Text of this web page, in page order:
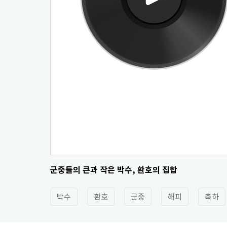
군중들의 큰과 작은 박수, 환호의 집합
박수 환호 군중 해피 축하